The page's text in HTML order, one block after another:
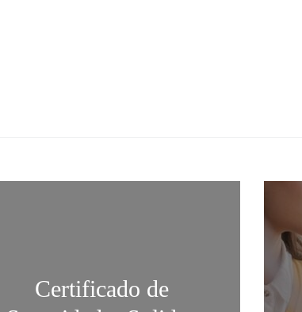
Certificado de